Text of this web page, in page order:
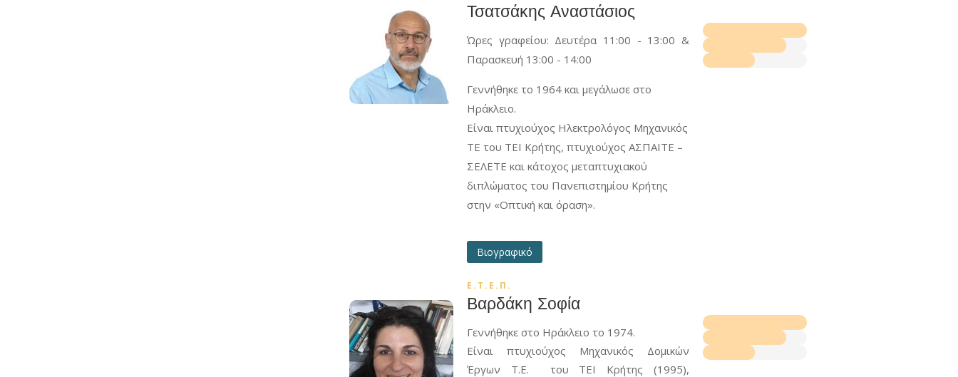
Τσατσάκης Αναστάσιος
Ώρες γραφείου: Δευτέρα 11:00 - 13:00 &
Παρασκευή 13:00 - 14:00
Γεννήθηκε το 1964 και μεγάλωσε στο
Ηράκλειο.
Είναι πτυχιούχος Ηλεκτρολόγος Μηχανικός
ΤΕ του ΤΕΙ Κρήτης, πτυχιούχος ΑΣΠΑΙΤΕ –
ΣΕΛΕΤΕ και κάτοχος μεταπτυχιακού
διπλώματος του Πανεπιστημίου Κρήτης
στην «Οπτική και όραση».
Βιογραφικό
Ε.Τ.Ε.Π.
Βαρδάκη Σοφία
Γεννήθηκε στο Ηράκλειο το 1974.
Είναι πτυχιούχος Μηχανικός Δομικών
Έργων Τ.Ε. του ΤΕΙ Κρήτης (1995),